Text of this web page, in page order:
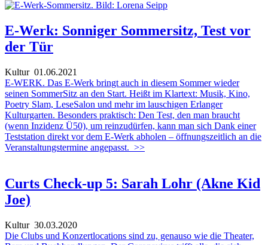
E-Werk: Sonniger Sommersitz, Test vor
der Tür
Kultur01.06.2021
E-WERK. Das E-Werk bringt auch in diesem Sommer wieder
seinen SommerSitz an den Start. Heißt im Klartext: Musik, Kino,
Poetry Slam, LeseSalon und mehr im lauschigen Erlanger
Kulturgarten. Besonders praktisch: Den Test, den man braucht
(wenn Inzidenz Ü50), um reinzudürfen, kann man sich Dank einer
Teststation direkt vor dem E-Werk abholen – öffnungszeitlich an die
Veranstaltungstermine angepasst. >>
Curts Check-up 5: Sarah Lohr (Akne Kid
Joe)
Kultur30.03.2020
Die Clubs und Konzertlocations sind zu, genauso wie die Theater,